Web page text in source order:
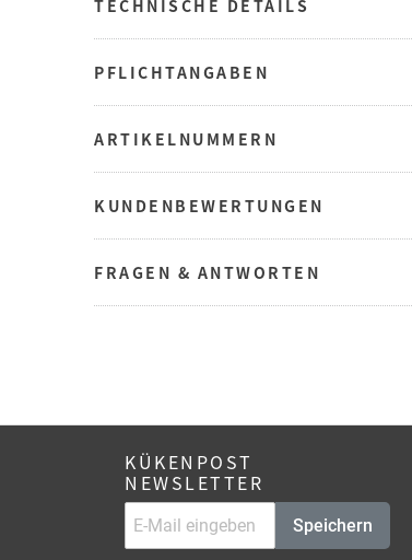
TECHNISCHE DETAILS
PFLICHTANGABEN
ARTIKELNUMMERN
KUNDENBEWERTUNGEN
FRAGEN & ANTWORTEN
KÜKENPOST
NEWSLETTER
Speichern